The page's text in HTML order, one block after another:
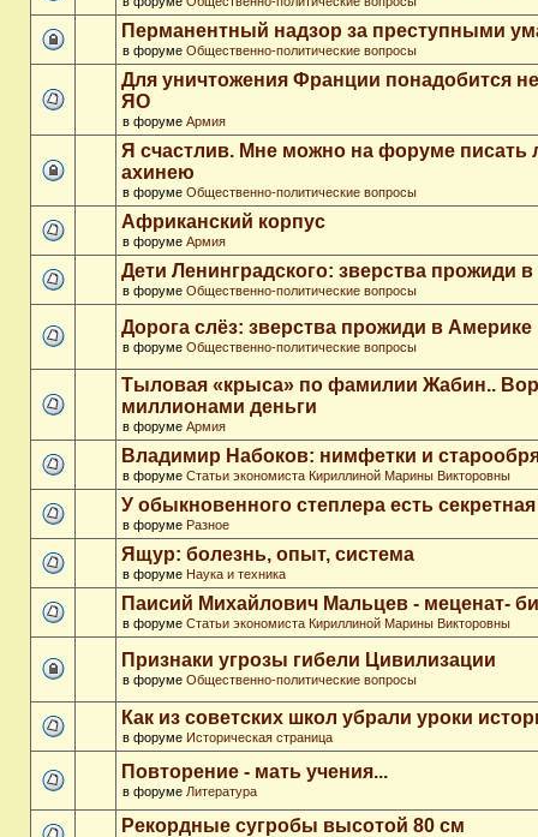
Перманентный надзор за преступными
в форуме Общественно-политические вопросы
Для уничтожения Франции понадобится
ЯО
в форуме Армия
Я счастлив. Мне можно на форуме
ахинею
в форуме Общественно-политические вопросы
Африканский корпус
в форуме Армия
Дети Ленинградского: зверства прожиди
в форуме Общественно-политические вопросы
Дорога слёз: зверства прожиди в Америке
в форуме Общественно-политические вопросы
Тыловая «крыса» по фамилии Жабин..
миллионами деньги
в форуме Армия
Владимир Набоков: нимфетки и
в форуме Статьи экономиста Кириллиной Марины Викторовны
У обыкновенного степлера есть
в форуме Разное
Ящур: болезнь, опыт, система
в форуме Наука и техника
Паисий Михайлович Мальцев - меценат-
в форуме Статьи экономиста Кириллиной Марины Викторовны
Признаки угрозы гибели Цивилизации
в форуме Общественно-политические вопросы
Как из советских школ убрали уроки
в форуме Историческая страница
Повторение - мать учения...
в форуме Литература
Рекордные сугробы высотой 80 см